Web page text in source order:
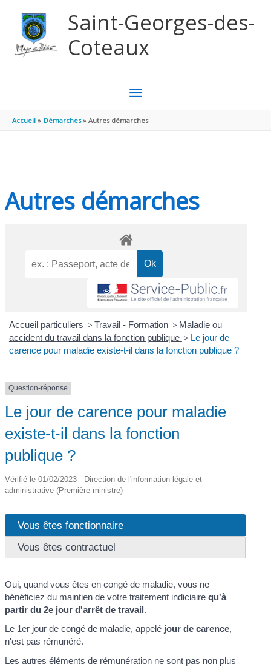
Saint-Georges-des-
Coteaux
MENU
PRINCIPAL
Accueil Démarches Autres démarches
Autres démarches
Accueil particuliers > Travail - Formation > Maladie ou
accident du travail dans la fonction publique > Le jour de
carence pour maladie existe-t-il dans la fonction publique ?
Question-réponse
Le jour de carence pour maladie
existe-t-il dans la fonction
publique ?
Vérifié le 01/02/2023 - Direction de l'information légale et
administrative (Première ministre)
Vous êtes fonctionnaire
Vous êtes contractuel
Oui, quand vous êtes en congé de maladie, vous ne
bénéficiez du maintien de votre traitement indiciairequ'à
partir du 2e jour d'arrêt de travail.
Le 1er jour de congé de maladie, appelé jour de carence,
n'est pas rémunéré.
Les autres éléments de rémunération ne sont pas non plus